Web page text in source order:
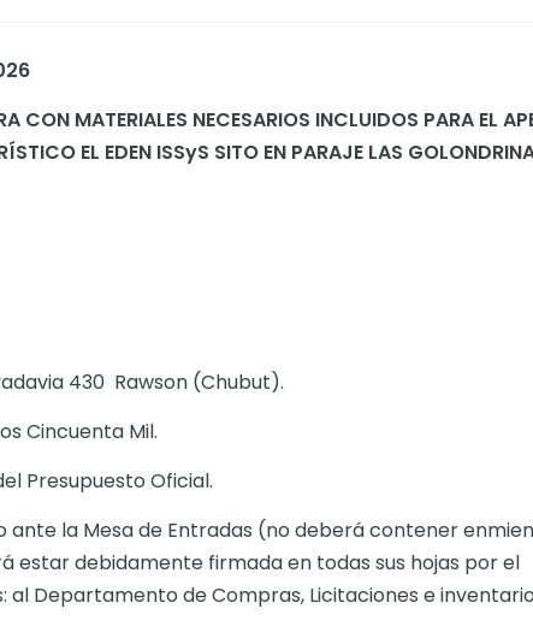
MATERIALES NECESARIOS INCLUIDOS PARA EL
EL EDEN ISSyS SITO EN PARAJE LAS
430 ­ Rawson (Chubut).
Cincuenta Mil.
Presupuesto Oficial.
la Mesa de Entradas (no deberá contener
estar debidamente firmada en todas sus hojas por el
Departamento de Compras, Licitaciones e